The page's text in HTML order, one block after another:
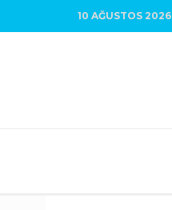
10 AĞUSTOS 2026